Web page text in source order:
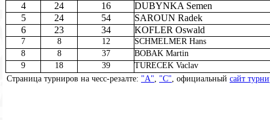
4
24 16
DUBYNKA Semen
5
24 54
SAROUN Radek
6
23 34 KOFLER Oswald
7 8 12
SCHMELMER Hans
8
8 37
BOBAK Martin
9
18 39
TURECEK Vaclav
Страница турниров на чесс-резалте: "А", "С", официальный сайт